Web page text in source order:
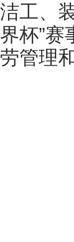
洁工、
界杯”赛
劳管理